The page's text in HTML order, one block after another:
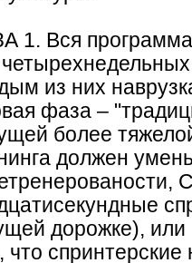
1. Вся
из них
фаза –
более
должен
дорожке),
что